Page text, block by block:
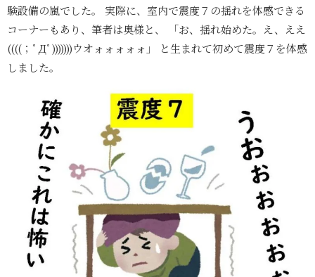
験設備の嵐でした。 実際に、室内で震度７の揺れを体感できる
コーナーもあり、筆者は奥様と、 「お、揺れ始めた。え、ええ
((((；ﾟДﾟ)))))))ウオォォォォォ」 と生まれて初めて震度７を体感
しました。